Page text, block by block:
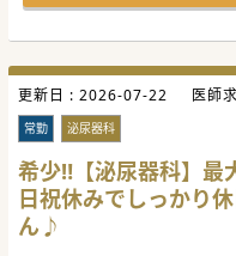
更新日 : 2026-07-22 医師
常勤 泌尿器科
希少‼【泌尿器科】最
日祝休みでしっかり
ん♪